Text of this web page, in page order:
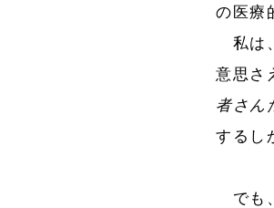
の医療
私は
意思さ
者さん
するし
でも